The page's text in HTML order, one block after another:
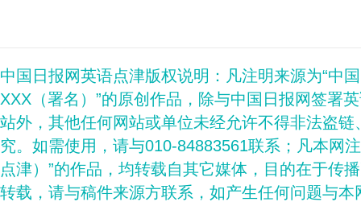
中国日报网英语点津版权说明：凡注明来源为“中
XXX（署名）”的原创作品，除与中国日报网签署
站外，其他任何网站或单位未经允许不得非法盗
究。如需使用，请与010-84883561联系；凡本网
点津）”的作品，均转载自其它媒体，目的在于传
转载，请与稿件来源方联系，如产生任何问题与